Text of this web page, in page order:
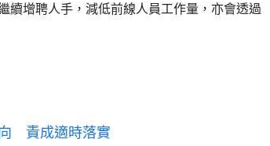
續增聘人手，減低前線人員工作量，亦會透過
責成適時落實